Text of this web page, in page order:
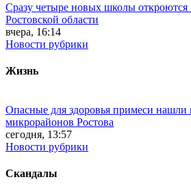
Сразу четыре новых школы откроются
Ростовской области
вчера, 16:14
Новости рубрики
Жизнь
Опасные для здоровья примеси нашли
микрорайонов Ростова
сегодня, 13:57
Новости рубрики
Скандалы